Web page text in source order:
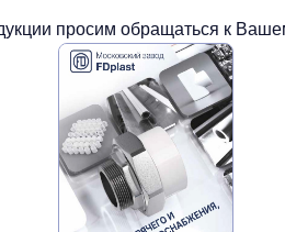
просим обращаться к